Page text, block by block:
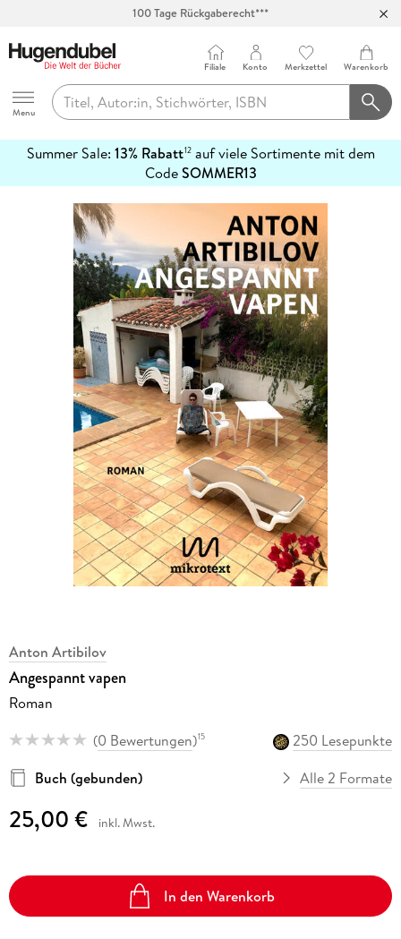
100 Tage Rückgaberecht***
Hugendubel
Menu
Filiale Konto Merkzettel Warenkorb
Summer Sale: 13% Rabatt12auf viele Sortimente mit dem
CodeSOMMER13
erfahren
Anton Artibilov
Angespannt vapen
Roman
(0 Bewertungen)15
250 Lesepunkte
Buch (gebunden)
Alle 2 Formate
25,00 € inkl. Mwst.
In den Warenkorb